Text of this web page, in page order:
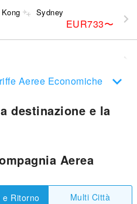
Sydney
EUR733〜
Aeree Economiche
destinazione e la
Aerea
e Ritorno Multi Città